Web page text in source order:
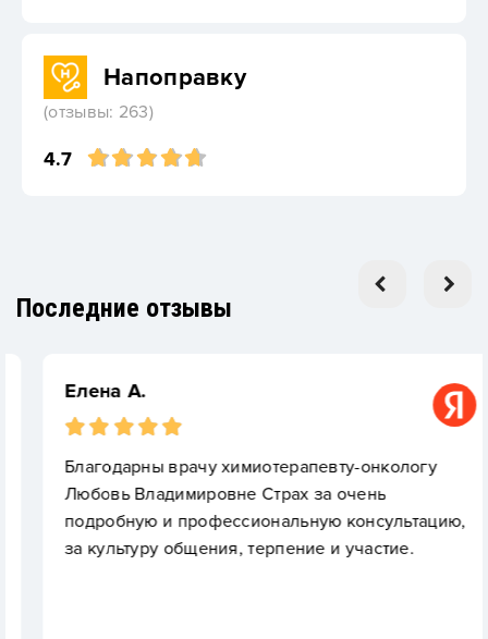
Напоправку
(отзывы: 263)
4.7
Последние отзывы
Елена А.
Благодарны врачу химиотерапевту-онкологу
Любовь Владимировне Страх за очень
подробную и профессиональную консультацию,
за культуру общения, терпение и участие.